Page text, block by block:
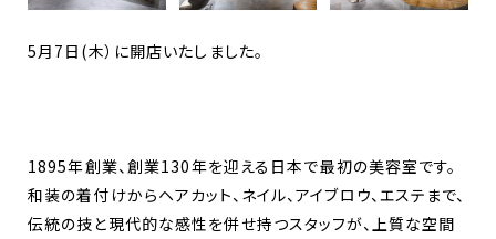
5月7日(木）に開店いたしました。
1895年創業、創業130年を迎える日本で最初の美容室です。
和装の着付けからヘアカット、ネイル、アイブロウ、エステまで、
伝統の技と現代的な感性を併せ持つスタッフが、上質な空間